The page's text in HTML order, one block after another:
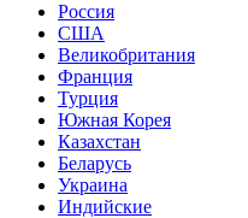
Россия
США
Великобритания
Франция
Турция
Южная Корея
Казахстан
Беларусь
Украина
Индийские